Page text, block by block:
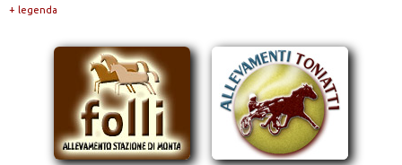
+ legenda